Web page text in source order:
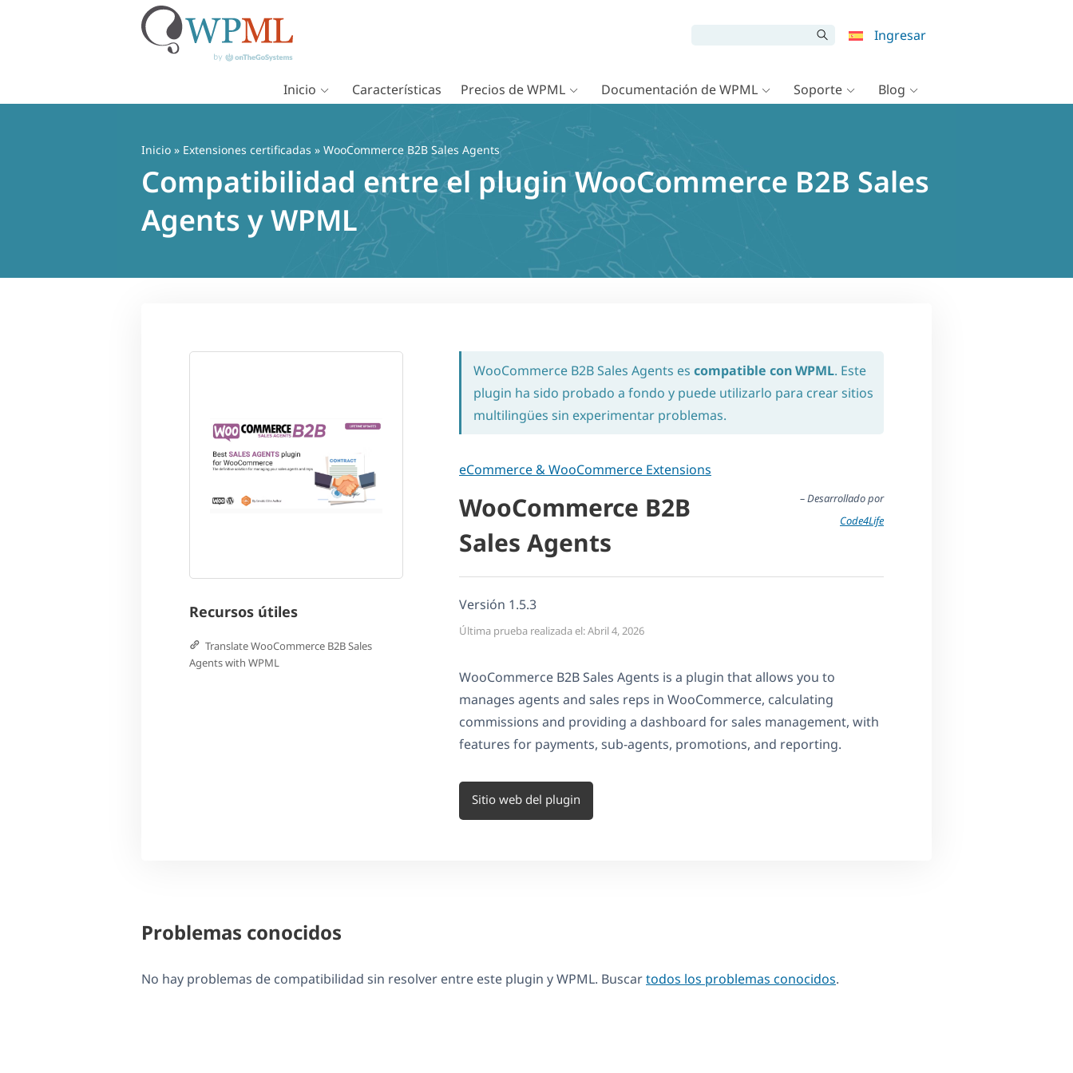
Ingresar
Inicio Características Precios de WPML Documentación de WPML Soporte Blog
Inicio » Extensiones certificadas » WooCommerce B2B Sales Agents
Compatibilidad entre el plugin WooCommerce B2B Sales
Agents y WPML
Recursos útiles
Translate WooCommerce B2B Sales
Agents with WPML
WooCommerce B2B Sales Agents es compatible con WPML. Este
plugin ha sido probado a fondo y puede utilizarlo para crear sitios
multilingües sin experimentar problemas.
eCommerce & WooCommerce Extensions
WooCommerce B2B
Sales Agents
– Desarrollado por
Code4Life
Versión 1.5.3
Última prueba realizada el: Abril 4, 2026
WooCommerce B2B Sales Agents is a plugin that allows you to
manages agents and sales reps in WooCommerce, calculating
commissions and providing a dashboard for sales management, with
features for payments, sub-agents, promotions, and reporting.
Sitio web del plugin
Problemas conocidos
No hay problemas de compatibilidad sin resolver entre este plugin y WPML. Buscartodos los problemas conocidos.